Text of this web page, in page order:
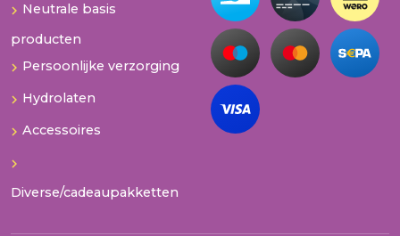
Neutrale basis
producten
Persoonlijke verzorging
Hydrolaten
Accessoires
Diverse/cadeaupakketten